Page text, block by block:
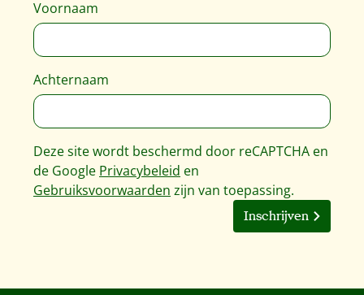
Voornaam
Achternaam
Deze site wordt beschermd door reCAPTCHA en
de Google Privacybeleid en
Gebruiksvoorwaarden zijn van toepassing.
Inschrijven